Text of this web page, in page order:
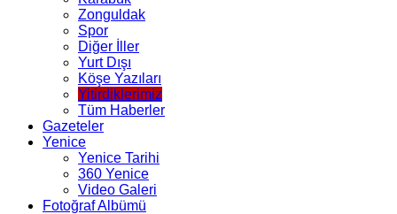
Zonguldak
Spor
Diğer İller
Yurt Dışı
Köşe Yazıları
Yitirdiklerimiz
Tüm Haberler
Gazeteler
Yenice
Yenice Tarihi
360 Yenice
Video Galeri
Fotoğraf Albümü